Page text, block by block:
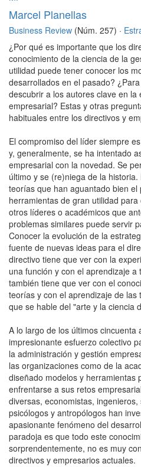
Marcel Planellas
Business Review (Núm. 257) ·
¿Por qué es importante que los
conocimiento de la ciencia de la
utilidad puede tener conocer los
desarrollados en el pasado?
descubrir a los autores clave en
empresarial? Estas y otras
habituales entre los directivos y
El compromiso del líder siempre
y, generalmente, se ha intentado
empresarial con la novedad. Se
último y se (re)niega de la
teorías que han aguantado bien
herramientas de gran utilidad
otros líderes o académicos que
problemas similares puede servir
Conocer la evolución de la
fuente de nuevas ideas para el
directivo tiene que ver con la
una función y con el aprendizaje a
también tiene que ver con el
teorías y con el aprendizaje de
que se hable del "arte y la ciencia
A lo largo de los últimos cincuenta
impresionante esfuerzo colectivo
la administración y gestión
las organizaciones como de la
diseñado modelos y herramientas
enfrentarse a sus retos
diversas, economistas,
psicólogos y antropólogos han
apasionante fenómeno del
paradoja es que todo este
sorprendentemente, no es muy
directivos y empresarios actuales.